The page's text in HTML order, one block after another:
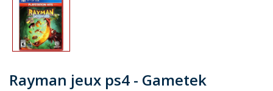
Rayman jeux ps4 - Gametek